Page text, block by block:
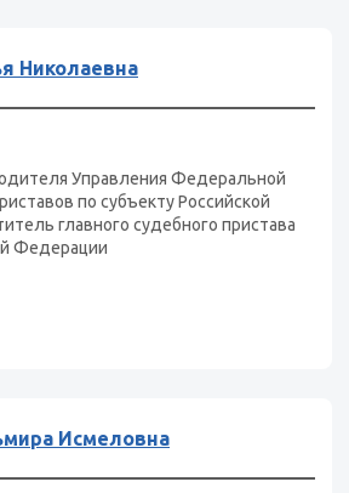
Николаевна
Управления Федеральной
по субъекту Российской
главного судебного пристава
Федерации
Исмеловна